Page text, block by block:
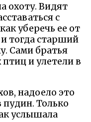
охоту. Видят
с
уберечь ее от
тогда старший
Сами братья
и улетели в
надоело это
пудин. Только
услышала